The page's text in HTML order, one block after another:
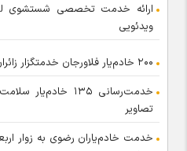
ارائه خدمت تخصصی شستشوی
ویدئویی
۲۰۰ خادم‌یار فلاورجان خدمتگزار زائران اربعین در عمود ۱۰۰۲
خدمت‌رسانی ۱۳۵
تصاویر
خدمت خادم‌یاران رضوی به زوار